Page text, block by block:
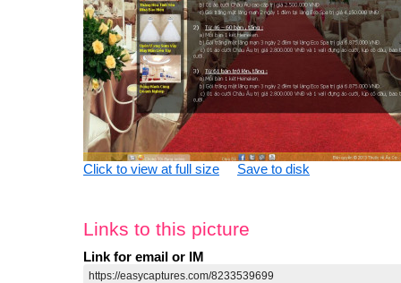
Click to view at full size Save to disk
Links to this picture
Link for email or IM